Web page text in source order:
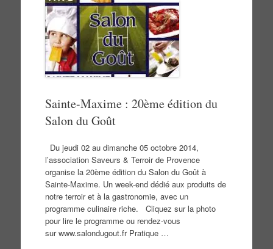
Sainte-Maxime : 20ème édition du
Salon du Goût
Du jeudi 02 au dimanche 05 octobre 2014,
l’association Saveurs & Terroir de Provence
organise la 20ème édition du Salon du Goût à
Sainte-Maxime. Un week-end dédié aux produits de
notre terroir et à la gastronomie, avec un
programme culinaire riche. Cliquez sur la photo
pour lire le programme ou rendez-vous
sur www.salondugout.fr Pratique …